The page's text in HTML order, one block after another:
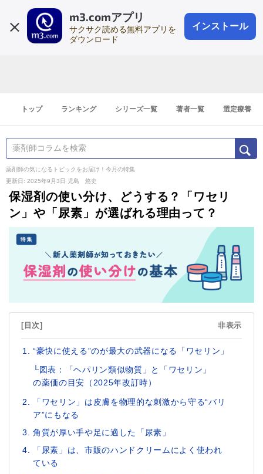
m3.comアプリ
サクサク読める無料アプリを
ダウンロード
インストール
会員登録
登録1分
トップ ランキング シリーズ一覧 著者一覧 選定療養
薬剤師の気になるトピックをお届け！今月の特集
更新日: 2025年9月3日
児島 悠史
保湿剤の使い分け、どうする？「ワセリ
ン」や「尿素」が選ばれる理由って？
[目次] 非表示
“豪快に使える”のが最大の武器になる「ワセリン」
└図表：「ヘパリン類似物質」と「ワセリン」
の薬価の目安（2025年改訂時）
「ワセリン」は皮膚を物理的な刺激から守る“バリ
ア”にもなる
角質が厚い手や足に適した「尿素」
「尿素」は、市販のハンドクリームによく使われ
ている